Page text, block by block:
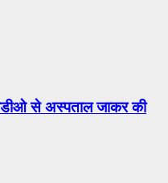
से अस्पताल जाकर की